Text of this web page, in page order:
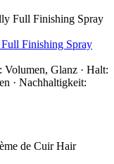
Finishing Spray
Glanz · Halt:
· Nachhaltigkeit: